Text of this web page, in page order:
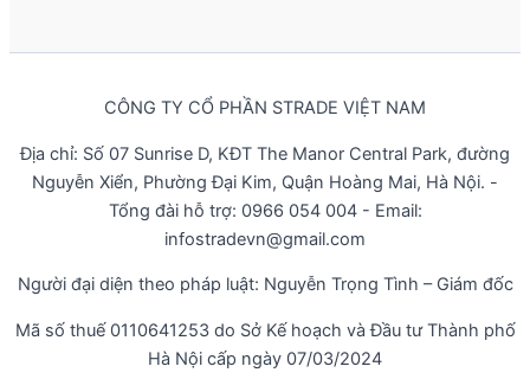
CÔNG TY CỔ PHẦN STRADE VIỆT NAM
Địa chỉ: Số 07 Sunrise D, KĐT The Manor Central Park, đường
Nguyễn Xiển, Phường Đại Kim, Quận Hoàng Mai, Hà Nội. -
Tổng đài hỗ trợ: 0966 054 004 - Email:
infostradevn@gmail.com
Người đại diện theo pháp luật: Nguyễn Trọng Tình – Giám đốc
Mã số thuế 0110641253 do Sở Kế hoạch và Đầu tư Thành phố
Hà Nội cấp ngày 07/03/2024